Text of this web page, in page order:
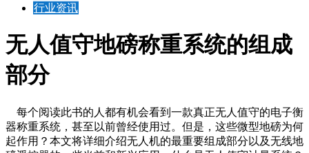
行业资讯
无人值守地磅称重系统的组成
部分
每个阅读此书的人都有机会看到一款真正无人值守的电子衡
器称重系统，甚至以前曾经使用过。但是，这些微型地磅为何
起作用？本文将详细介绍无人机的最重要组成部分以及无线地